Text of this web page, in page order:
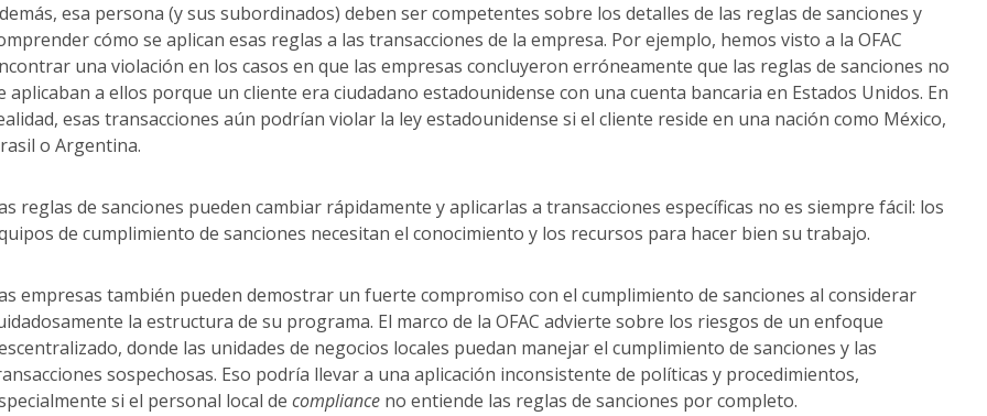
esa persona (y sus subordinados) deben ser competentes sobre los detalles de las reglas de sanciones y
cómo se aplican esas reglas a las transacciones de la empresa. Por ejemplo, hemos visto a la OFAC
una violación en los casos en que las empresas concluyeron erróneamente que las reglas de sanciones no
aplicaban a ellos porque un cliente era ciudadano estadounidense con una cuenta bancaria en Estados Unidos. En
esas transacciones aún podrían violar la ley estadounidense si el cliente reside en una nación como México,
o Argentina.
reglas de sanciones pueden cambiar rápidamente y aplicarlas a transacciones específicas no es siempre fácil: los
de cumplimiento de sanciones necesitan el conocimiento y los recursos para hacer bien su trabajo.
empresas también pueden demostrar un fuerte compromiso con el cumplimiento de sanciones al considerar
la estructura de su programa. El marco de la OFAC advierte sobre los riesgos de un enfoque
donde las unidades de negocios locales puedan manejar el cumplimiento de sanciones y las
sospechosas. Eso podría llevar a una aplicación inconsistente de políticas y procedimientos,
si el personal local de complianceno entiende las reglas de sanciones por completo.